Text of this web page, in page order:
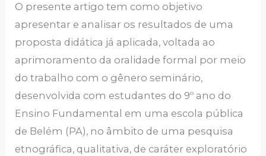
O presente artigo tem como objetivo
apresentar e analisar os resultados de uma
proposta didática já aplicada, voltada ao
aprimoramento da oralidade formal por meio
do trabalho com o gênero seminário,
desenvolvida com estudantes do 9º ano do
Ensino Fundamental em uma escola pública
de Belém (PA), no âmbito de uma pesquisa
etnográfica, qualitativa, de caráter exploratório